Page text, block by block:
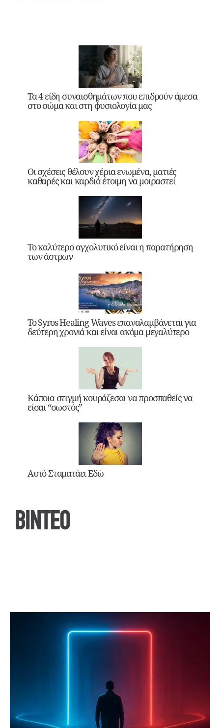
Τα 4 είδη συναισθημάτων που επιδρούν άμεσα
στο σώμα και στη φυσιολογία μας
Οι σχέσεις θέλουν χέρια ενωμένα, ματιές
καθαρές και καρδιά έτοιμη να μοιραστεί
Το καλύτερο αγχολυτικό είναι η παρατήρηση
των άστρων
Το Syros Healing Waves επαναλαμβάνεται για
δεύτερη χρονιά και είναι ακόμα μεγαλύτερο
Κάποια στιγμή κουράζεσαι να προσπαθείς να
είσαι “σωστός”
Αυτό Σταματάει Εδώ
ΒΙΝΤΕΟ